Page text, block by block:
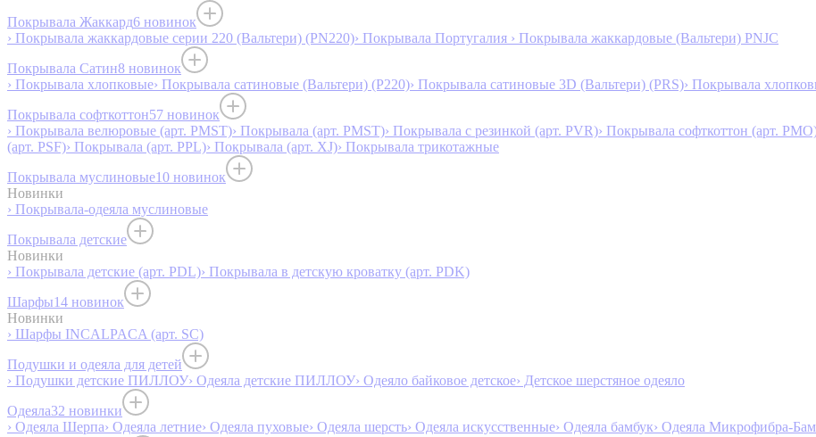
Покрывала Жаккард6 новинок
› Покрывала жаккардовые серии 220 (Вальтери) (PN220)› Покрывала Португалия › Покрывала жаккардовые (Вальтери) PNJC
Покрывала Сатин8 новинок
› Покрывала хлопковые› Покрывала сатиновые (Вальтери) (P220)› Покрывала сатиновые 3D (Вальтери) (PRS)› Покрывала
Покрывала софткоттон57 новинок
› Покрывала велюровые (арт. PMST)› Покрывала (арт. PMST)› Покрывала с резинкой (арт. PVR)› Покрывала софткоттон (арт.
(арт. PSF)› Покрывала (арт. PPL)› Покрывала (арт. XJ)› Покрывала трикотажные
Покрывала муслиновые10 новинок
Новинки
› Покрывала-одеяла муслиновые
Покрывала детские
Новинки
› Покрывала детские (арт. PDL)› Покрывала в детскую кроватку (арт. PDK)
Шарфы14 новинок
Новинки
› Шарфы INCALPACA (арт. SC)
Подушки и одеяла для детей
› Подушки детские ПИЛЛОУ› Одеяла детские ПИЛЛОУ› Одеяло байковое детское› Детское шерстяное одеяло
Одеяла32 новинки
› Одеяла Шерпа› Одеяла летние› Одеяла пуховые› Одеяла шерсть› Одеяла искусственные› Одеяла бамбук› Одеяла Микрофибра-